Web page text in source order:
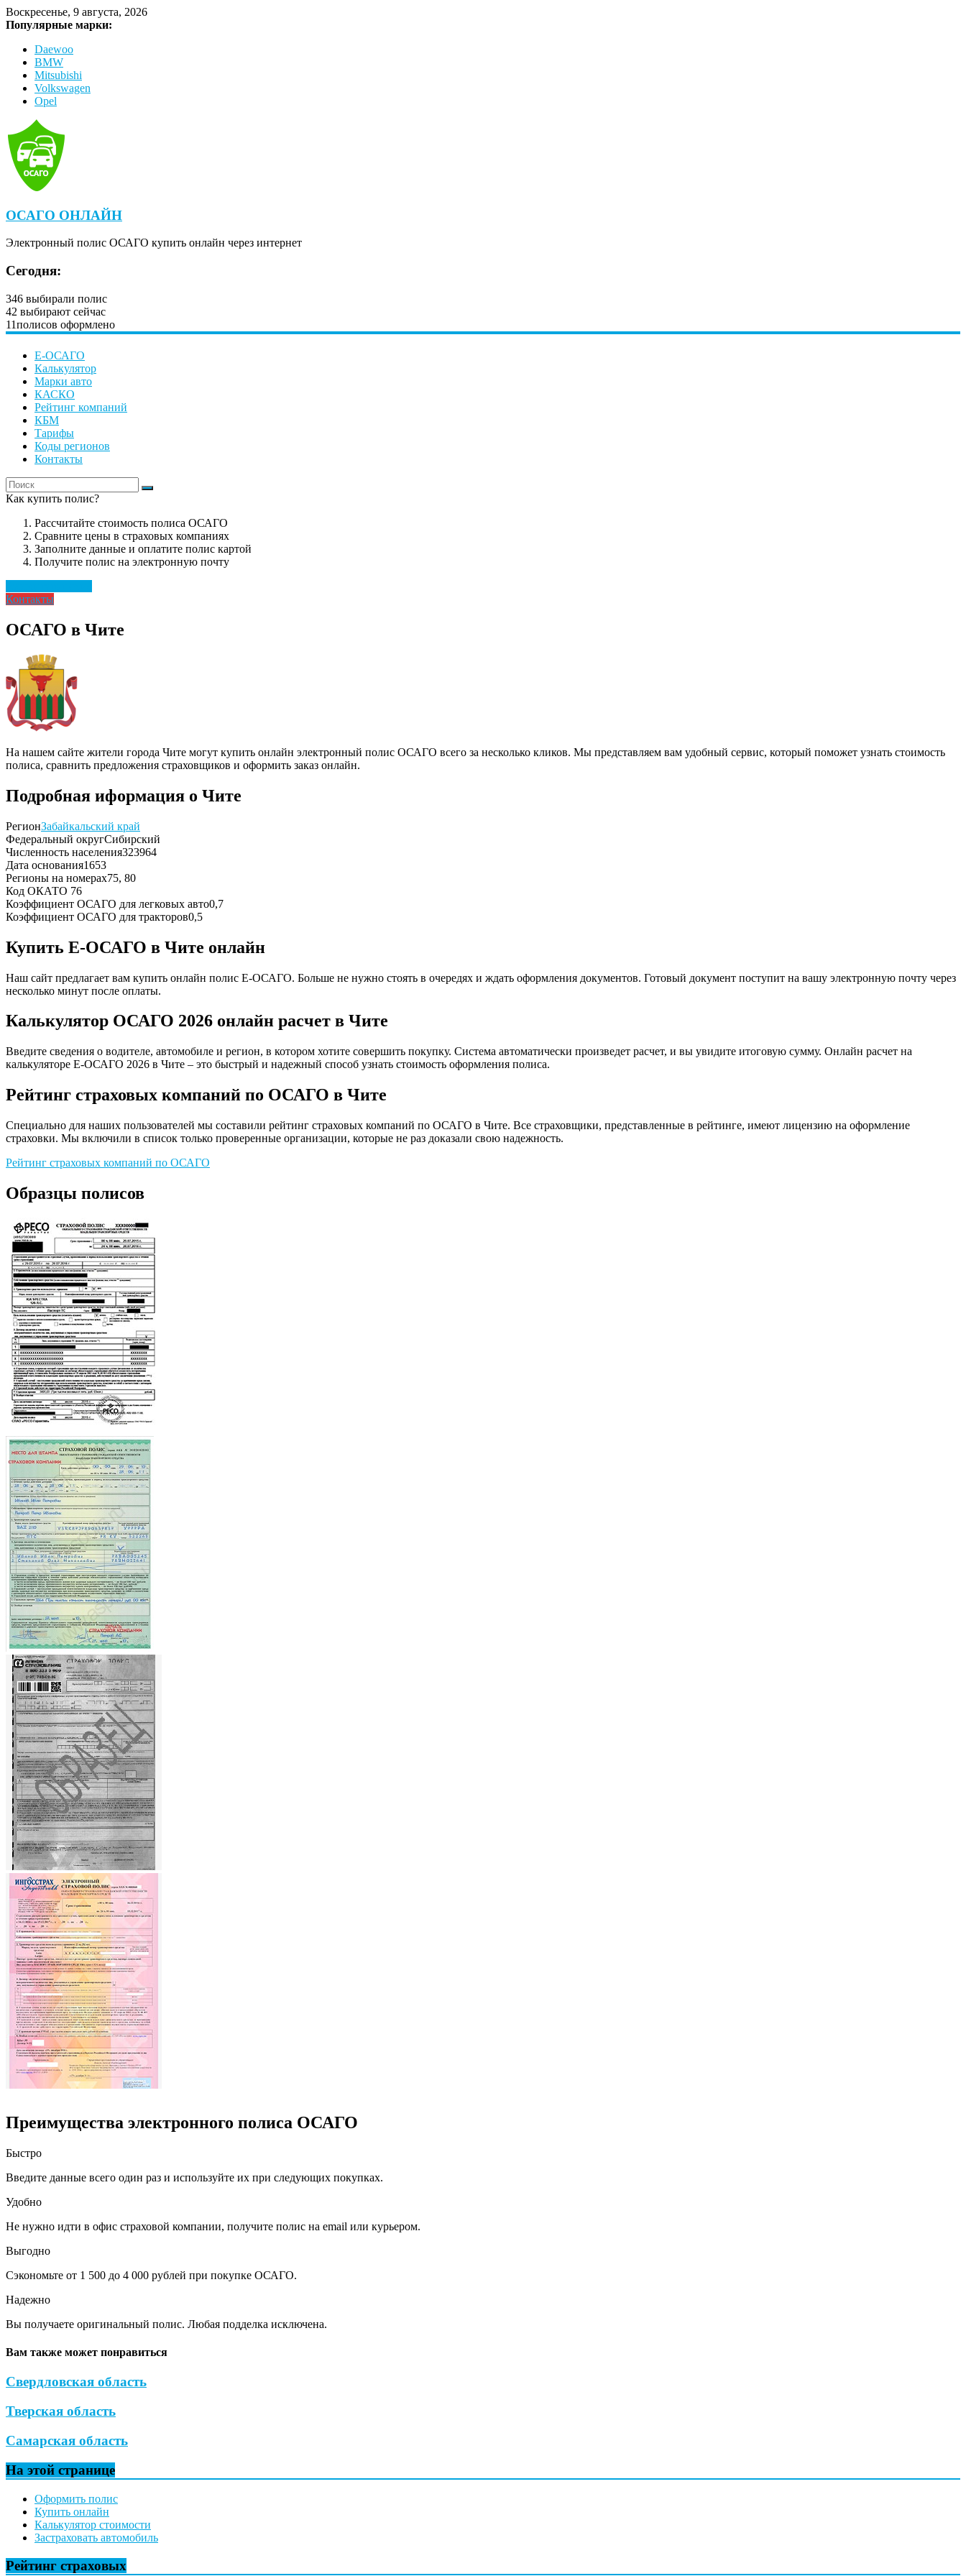
Воскресенье, 9 августа, 2026
Популярные марки:
Daewoo
BMW
Mitsubishi
Volkswagen
Opel
ОСАГО ОНЛАЙН
Электронный полис ОСАГО купить онлайн через интернет
Сегодня:
346 выбирали полис
42 выбирают сейчас
11полисов оформлено
Е-ОСАГО
Калькулятор
Марки авто
КАСКО
Рейтинг компаний
КБМ
Тарифы
Коды регионов
Контакты
Как купить полис?
Рассчитайте стоимость полиса ОСАГО
Сравните цены в страховых компаниях
Заполните данные и оплатите полис картой
Получите полис на электронную почту
Контакты
ОСАГО в Чите
На нашем сайте жители города Чите могут купить онлайн электронный полис ОСАГО всего за несколько кликов. Мы представляем вам удобный сервис, который поможет узнать стоимость
полиса, сравнить предложения страховщиков и оформить заказ онлайн.
Подробная иформация о Чите
РегионЗабайкальский край
Федеральный округСибирский
Численность населения323964
Дата основания1653
Регионы на номерах75, 80
Код ОКАТО 76
Коэффициент ОСАГО для легковых авто0,7
Коэффициент ОСАГО для тракторов0,5
Купить Е-ОСАГО в Чите онлайн
Наш сайт предлагает вам купить онлайн полис Е-ОСАГО. Больше не нужно стоять в очередях и ждать оформления документов. Готовый документ поступит на вашу электронную почту через
несколько минут после оплаты.
Калькулятор ОСАГО 2026 онлайн расчет в Чите
Введите сведения о водителе, автомобиле и регион, в котором хотите совершить покупку. Система автоматически произведет расчет, и вы увидите итоговую сумму. Онлайн расчет на
калькуляторе Е-ОСАГО 2026 в Чите – это быстрый и надежный способ узнать стоимость оформления полиса.
Рейтинг страховых компаний по ОСАГО в Чите
Специально для наших пользователей мы составили рейтинг страховых компаний по ОСАГО в Чите. Все страховщики, представленные в рейтинге, имеют лицензию на оформление
страховки. Мы включили в список только проверенные организации, которые не раз доказали свою надежность.
Рейтинг страховых компаний по ОСАГО
Образцы полисов
Преимущества электронного полиса ОСАГО
Быстро
Введите данные всего один раз и используйте их при следующих покупках.
Удобно
Не нужно идти в офис страховой компании, получите полис на email или курьером.
Выгодно
Сэкономьте от 1 500 до 4 000 рублей при покупке ОСАГО.
Надежно
Вы получаете оригинальный полис. Любая подделка исключена.
Вам также может понравиться
Свердловская область
Тверская область
Самарская область
На этой странице
Оформить полис
Купить онлайн
Калькулятор стоимости
Застраховать автомобиль
Рейтинг страховых